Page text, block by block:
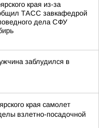
края из-за
ТАСС завкафедрой
дела СФУ
заблудился в
края самолет
взлетно-посадочной